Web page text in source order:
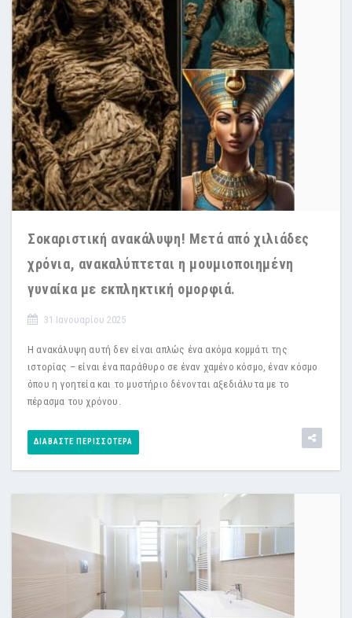
Σοκαριστική ανακάλυψη! Μετά από χιλιάδες
χρόνια, ανακαλύπτεται η μουμιοποιημένη
γυναίκα με εκπληκτική ομορφιά.
31 Ιανουαρίου 2025
Η ανακάλυψη αυτή δεν είναι απλώς ένα ακόμα κομμάτι της
ιστορίας – είναι ένα παράθυρο σε έναν χαμένο κόσμο, έναν κόσμο
όπου η γοητεία και το μυστήριο δένονται αξεδιάλυτα με το
πέρασμα του χρόνου.
ΔΙΑΒΆΣΤΕ ΠΕΡΙΣΣΌΤΕΡΑ